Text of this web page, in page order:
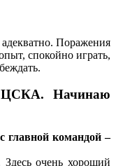
Поражения
спокойно играть,
ЦСКА. Начинаю
главной командой –
очень хороший